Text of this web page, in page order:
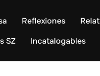
Reflexiones
SZ Incatalogables